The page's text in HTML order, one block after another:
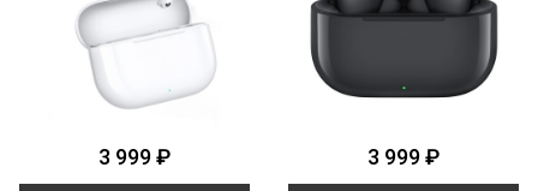
3 999 ₽ 3 999 ₽